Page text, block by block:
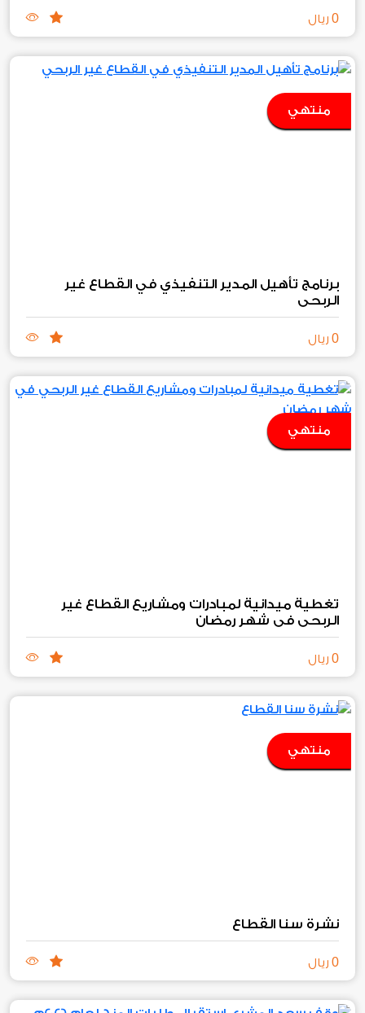
0 ريال
منتهي
برنامج تأهيل المدير التنفيذي في القطاع غير
الربحي
0 ريال
منتهي
تغطية ميدانية لمبادرات ومشاريع القطاع غير
الربحي في شهر رمضان
0 ريال
منتهي
نشرة سنا القطاع
0 ريال